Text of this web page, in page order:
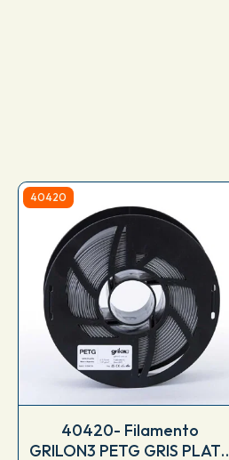
40420
40420- Filamento
GRILON3 PETG GRIS PLATA